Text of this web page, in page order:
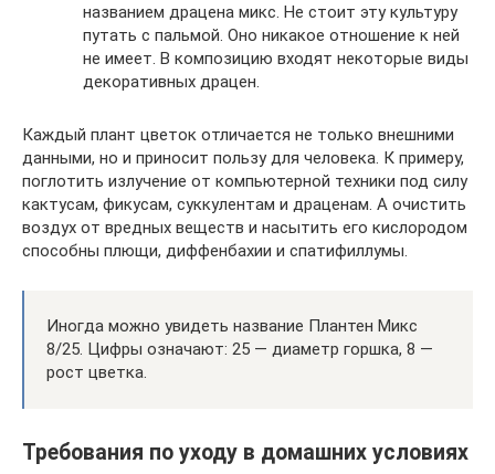
названием драцена микс. Не стоит эту культуру
путать с пальмой. Оно никакое отношение к ней
не имеет. В композицию входят некоторые виды
декоративных драцен.
Каждый плант цветок отличается не только внешними
данными, но и приносит пользу для человека. К примеру,
поглотить излучение от компьютерной техники под силу
кактусам, фикусам, суккулентам и драценам. А очистить
воздух от вредных веществ и насытить его кислородом
способны плющи, диффенбахии и спатифиллумы.
Иногда можно увидеть название Плантен Микс
8/25. Цифры означают: 25 — диаметр горшка, 8 —
рост цветка.
Требования по уходу в домашних условиях